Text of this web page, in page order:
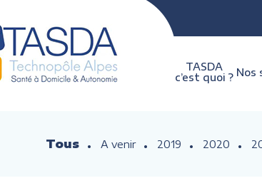
TASDA
c’est quoi ? Nos
Tous A venir 2019 2020